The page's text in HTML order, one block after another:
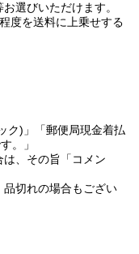
選びいただけます。
度を送料に上乗せする
ク)」「郵便局現金着払
。」
、その旨「コメン
切れの場合もござい